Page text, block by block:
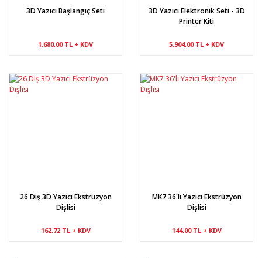
3D Yazıcı Başlangıç Seti
1.680,00 TL + KDV
3D Yazıcı Elektronik Seti - 3D
Printer Kiti
5.904,00 TL + KDV
26 Diş 3D Yazıcı Ekstrüzyon
Dişlisi
162,72 TL + KDV
MK7 36'lı Yazıcı Ekstrüzyon
Dişlisi
144,00 TL + KDV